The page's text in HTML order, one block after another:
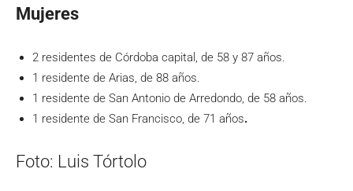
Mujeres
2 residentes de Córdoba capital, de 58 y 87 años.
1 residente de Arias, de 88 años.
1 residente de San Antonio de Arredondo, de 58 años.
1 residente de San Francisco, de 71 años.
Foto: Luis Tórtolo